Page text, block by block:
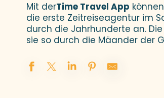
Mit derTime Travel App
die erste Zeitreiseagentur im
durch die Jahrhunderte an.
sie so durch die Mäander der